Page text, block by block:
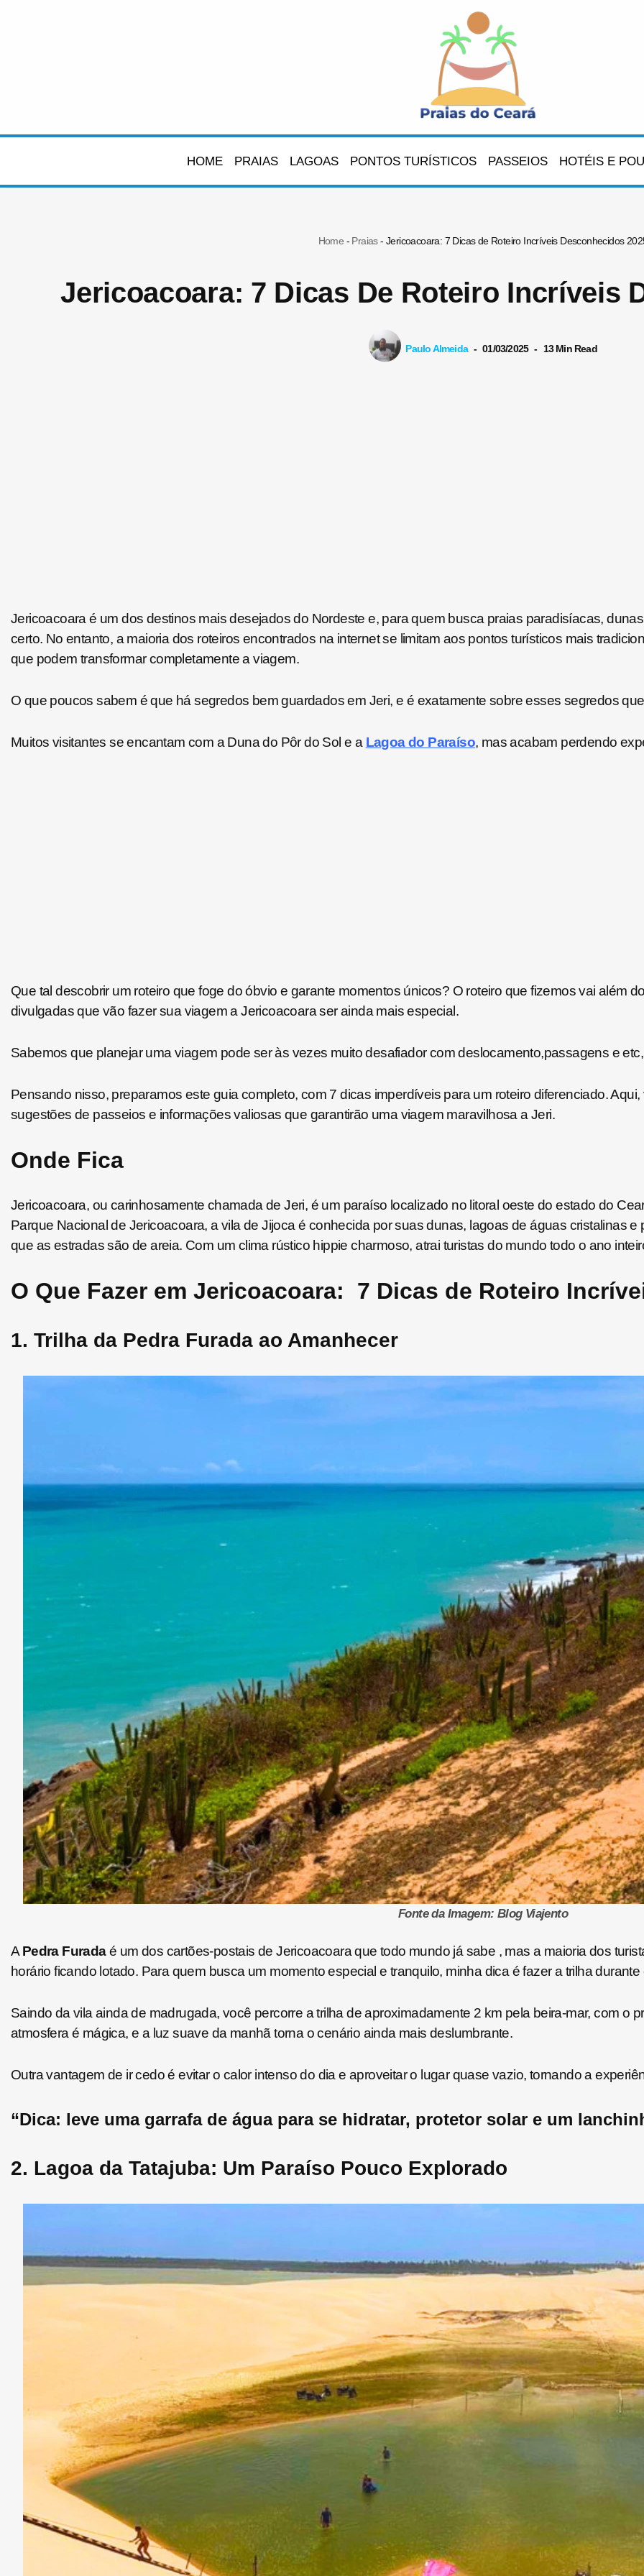
HOME PRAIAS LAGOAS PONTOS TURÍSTICOS PASSEIOS HOTÉIS E
Home - Praias- Jericoacoara: 7 Dicas de Roteiro Incríveis Desconhecidos
Jericoacoara: 7 Dicas De Roteiro Incríveis
Paulo Almeida 01/03/2025 13 Min Read
Jericoacoaraé um dos destinos mais desejados do Nordeste e, para quem busca praias paradisíacas,
certo. No entanto, a maioria dos roteiros encontrados na internet se limitam aos pontos turísticos mais
que podem transformar completamente a viagem.
O que poucos sabem é que há segredos bem guardados em Jeri, e é exatamente sobre esses segredos
Muitos visitantes se encantam com a Duna do Pôr do Sol e a Lagoa do Paraíso, mas acabam perdendo
Que tal descobrir um roteiro que foge do óbvio e garante momentos únicos? O roteiro que fizemos vai além
divulgadas que vão fazer sua viagem a Jericoacoara ser ainda mais especial.
Sabemos que planejar uma viagem pode ser às vezes muito desafiador com deslocamento,passagens e
Pensando nisso, preparamos este guia completo, com 7 dicas imperdíveis para um roteiro diferenciado.
sugestões de passeios e informações valiosas que garantirão uma viagem maravilhosa a Jeri.
Onde Fica
Jericoacoara, ou carinhosamente chamada de Jeri, é um paraíso localizado no litoral oeste do estado do
Parque Nacional de Jericoacoara, a vila de Jijoca é conhecida por suas dunas, lagoas de águas cristalinas
que as estradas são de areia. Com um clima rústico hippie charmoso, atrai turistas do mundo todo o ano
O Que Fazer em Jericoacoara: 7 Dicas de Roteiro
1. Trilha da Pedra Furada ao Amanhecer
Fonte da Imagem: Blog Viajento
A Pedra Furadaé um dos cartões-postais de Jericoacoara que todo mundo já sabe , mas a maioria dos
horário ficando lotado. Para quem busca um momento especial e tranquilo, minha dica é fazer a trilha
Saindo da vila ainda de madrugada, você percorre a trilha de aproximadamente 2 km pela beira-mar, com o
atmosfera é mágica, e a luz suave da manhã torna o cenário ainda mais deslumbrante.
Outra vantagem de ir cedo é evitar o calor intenso do dia e aproveitar o lugar quase vazio, tornando a
“Dica: leve uma garrafa de água para se hidratar, protetor solar e um
2. Lagoa da Tatajuba: Um Paraíso Pouco Explorado